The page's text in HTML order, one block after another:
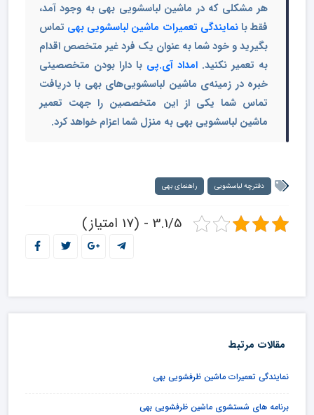
هر مشکلی که در ماشین لباسشویی بهی به وجود آمد،
فقط بانمایندگی تعمیرات ماشین لباسشویی بهی تماس
بگیرید و خود شما به عنوان یک فرد غیر متخصص اقدام
به تعمیر نکنید. امداد آی.پی با دارا بودن متخصصینی
خبره در زمینه‌ی ماشین لباسشویی‌های بهی با دریافت
تماس شما یکی از این متخصصین را جهت تعمیر
ماشین لباسشویی بهی به منزل شما اعزام خواهد کرد.
دفترچه لباسشویی راهنمای بهی
3.1/5 - (17 امتیاز)
مقالات مرتبط
نمایندگی تعمیرات ماشین ظرفشویی بهی
برنامه های شستشوی ماشین ظرفشویی بهی